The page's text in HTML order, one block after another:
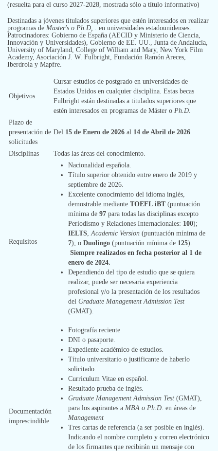
(resuelta para el curso 2027-2028, mostrada sólo a título informativo)
Destinadas a jóvenes titulados superiores que estén interesados en realizar
programas de Master's o Ph.D,
. en universidades estadounidenses.
Patrocinadores: Gobierno de España (AECID y Ministerio de Ciencia,
Innovación y Universidades), Gobierno de EE. UU., Junta de Andalucía,
University of Maryland, College of William and Mary, New York Film
Academy, Asociación J. W. Fulbright, Fundación Ramón Areces,
Iberdrola y Mapfre.
Objetivos
Cursar estudios de postgrado en universidades de
Estados Unidos en cualquier disciplina. Estas becas
Fulbright están destinadas a titulados superiores que
estén interesados en programas de Máster o Ph.D
Plazo de
presentación de
solicitudes
Del 15 de Enero de 2026 al 14 de Abril de 2026
Disciplinas ​Todas las áreas del conocimiento.
Requisitos
​Nacionalidad española.
Título superior obtenido entre enero de 2019 y
septiembre de 2026.
Excelente conocimiento del idioma inglés,
demostrable mediante TOEFL iBT(puntuación
mínima de 97 para todas las disciplinas excepto
Periodismo y Relaciones Internacionales: 100);
IELTS Academic Version (puntuación mínima de
7); o Duolingo (puntuación mínima de 125).
Siempre realizados en fecha posterior al 1 de
enero de 2024.
Dependiendo del tipo de estudio que se quiera
realizar, puede ser necesaria experiencia
profesional y/o la presentación de los resultados
del Graduate Management Admission Test
(GMAT).
Documentación
imprescindible
Fotografía reciente
DNI o pasaporte.
Expediente académico de estudios.
Título universitario o justificante de haberlo
solicitado.
Curriculum Vitae en español.
Resultado prueba de inglés.
Graduate Management Admission Test (GMAT),
para los aspirantes a MBA o Ph.D . en áreas de
Management
Tres cartas de referencia (a ser posible en inglés).
Indicando el nombre completo y correo electrónico
de los firmantes que recibirán un mensaje con